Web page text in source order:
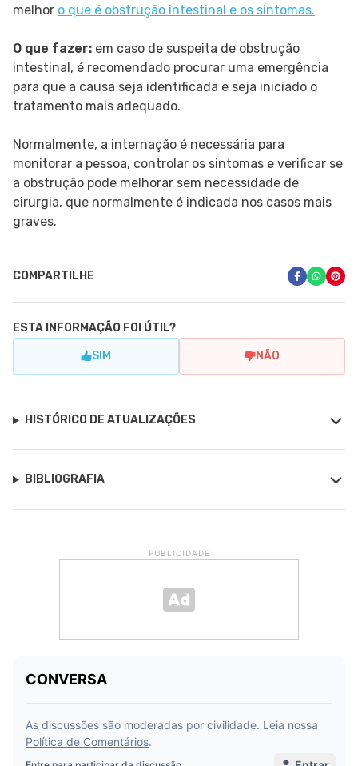
melhor o que é obstrução intestinal e os sintomas.
O que fazer: em caso de suspeita de obstrução
intestinal, é recomendado procurar uma emergência
para que a causa seja identificada e seja iniciado o
tratamento mais adequado.
Normalmente, a internação é necessária para
monitorar a pessoa, controlar os sintomas e verificar se
a obstrução pode melhorar sem necessidade de
cirurgia, que normalmente é indicada nos casos mais
graves.
COMPARTILHE
ESTA INFORMAÇÃO FOI ÚTIL?
SIM NÃO
HISTÓRICO DE ATUALIZAÇÕES
BIBLIOGRAFIA
PUBLICIDADE